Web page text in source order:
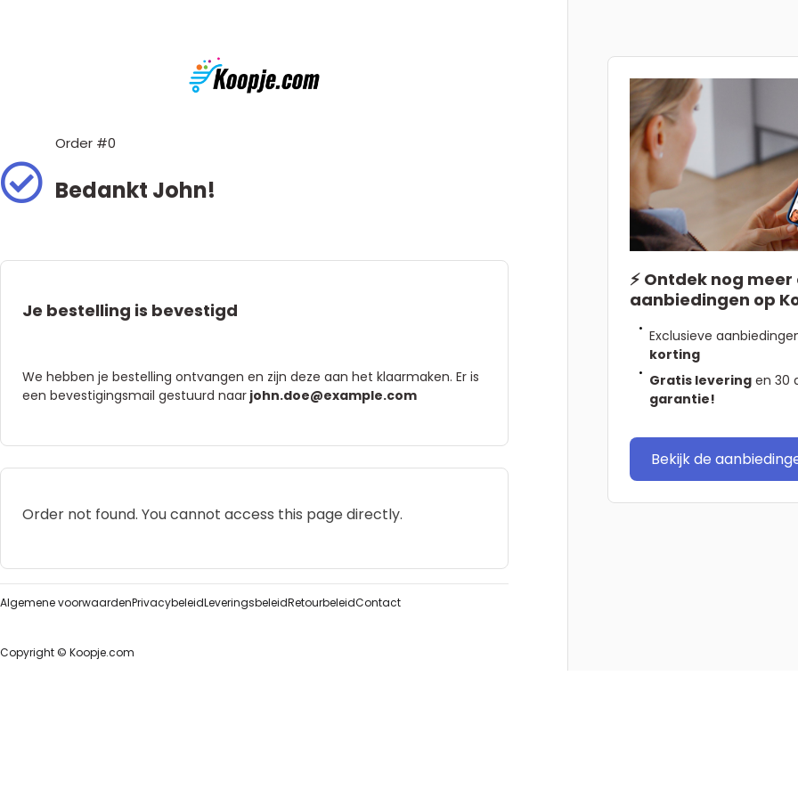
Order #0
Bedankt John!
Je bestelling is bevestigd
We hebben je bestelling ontvangen en zijn deze aan het klaarmaken. Er is
een bevestigingsmail gestuurd naar john.doe@example.com
Order not found. You cannot access this page directly.
⚡ Ontdek nog
aanbiedingen op
Exclusieve
korting
Gratis leveringen 30
garantie!
Bekijk de
Algemene voorwaardenPrivacybeleidLeveringsbeleidRetourbeleidContact
Copyright © Koopje.com